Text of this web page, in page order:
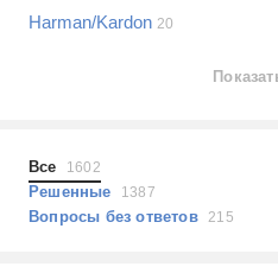
Планшеты
Наушники
Выберите...
не включается
Harman/Kardon 20
Все 1602
Решенные 1387
Вопросы без ответов215